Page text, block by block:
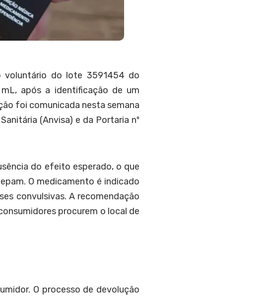
voluntário do lote 3591454 do
após a identificação de um
foi comunicada nesta semana
(Anvisa) e da Portaria nº
do efeito esperado, o que
O medicamento é indicado
convulsivas. A recomendação
procurem o local de
O processo de devolução